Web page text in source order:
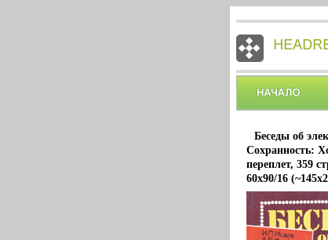
Беседы об
Сохранность:
переплет, 359
60x90/16